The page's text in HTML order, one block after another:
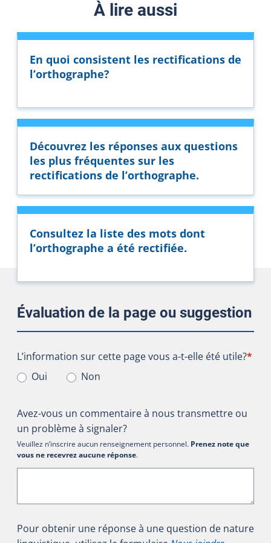
À lire aussi
En quoi consistent les rectifications de
l’orthographe?
Découvrez les réponses aux questions
les plus fréquentes sur les
rectifications de l’orthographe.
Consultez la liste des mots dont
l’orthographe a été rectifiée.
Évaluation de la page ou suggestion
L’information sur cette page vous a-t-elle été utile?
L’information sur cette page vous a-t-elle été utile?*
Oui
Non
Avez-vous un commentaire à nous transmettre ou
un problème à signaler?
Veuillez n’inscrire aucun renseignement personnel. Prenez note que
vous ne recevrez aucune réponse.
Pour obtenir une réponse à une question de nature